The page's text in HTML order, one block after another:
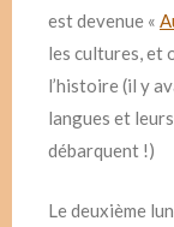
est devenue «
les cultures, et
l’histoire (il y
langues et
débarquent !)
Le deuxième